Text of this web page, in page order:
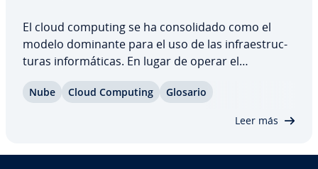
El cloud computing se ha co­n­so­li­da­do como el
modelo dominante para el uso de las in­frae­s­tru­c­
tu­ras in­fo­r­má­ti­cas. En lugar de operar el
ce­sa­rios. Para la mayoría de las empresas, este
Nube Cloud Computing Glosario
Leer más